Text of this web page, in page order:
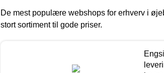
De mest populære webshops for erhverv i
stort sortiment til gode priser.